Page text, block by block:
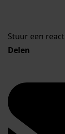
Stuur een
Delen